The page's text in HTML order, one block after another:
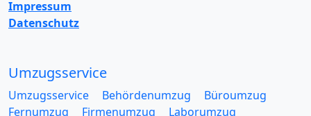
Impressum
Datenschutz
Umzugsservice
Umzugsservice Behördenumzug
Büroumzug
Fernumzug
Firmenumzug
Laborumzug